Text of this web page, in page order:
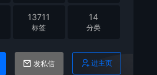
13711
标签
14
分类
发私信 进主页